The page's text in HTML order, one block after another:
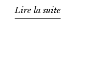
Lire la suite